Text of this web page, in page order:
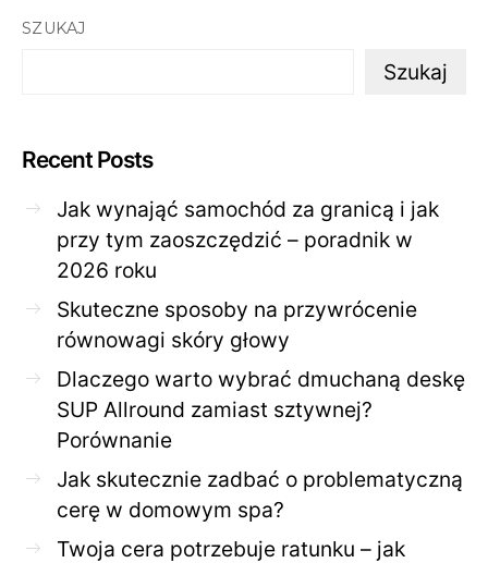
SZUKAJ
Szukaj
Recent Posts
Jak wynająć samochód za granicą i jak
przy tym zaoszczędzić – poradnik w
2026 roku
Skuteczne sposoby na przywrócenie
równowagi skóry głowy
Dlaczego warto wybrać dmuchaną deskę
SUP Allround zamiast sztywnej?
Porównanie
Jak skutecznie zadbać o problematyczną
cerę w domowym spa?
Twoja cera potrzebuje ratunku – jak